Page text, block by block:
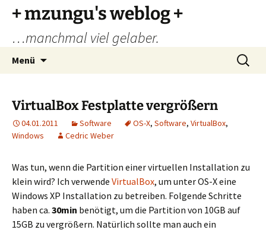
Zum
Inhalt
springen
+ mzungu's weblog +
…manchmal viel gelaber.
Menü
Suchen
nach:
VirtualBox Festplatte vergrößern
04.01.2011 Software OS-X, Software, VirtualBox,
Windows
Cedric Weber
Was tun, wenn die Partition einer virtuellen Installation zu
klein wird? Ich verwende VirtualBox, um unter OS-X eine
Windows XP Installation zu betreiben. Folgende Schritte
haben ca. 30min benötigt, um die Partition von 10GB auf
15GB zu vergrößern. Natürlich sollte man auch ein